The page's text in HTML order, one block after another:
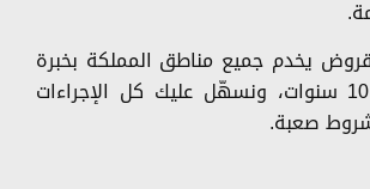
يخدم جميع مناطق المملكة بخبرة
تمتد لأكثر من 10 سنوات، ونسهّل عليك كل الإجراءات
صعبة.